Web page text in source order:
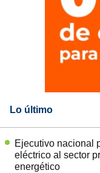
Lo último
Ejecutivo nacional
eléctrico al sector
energético